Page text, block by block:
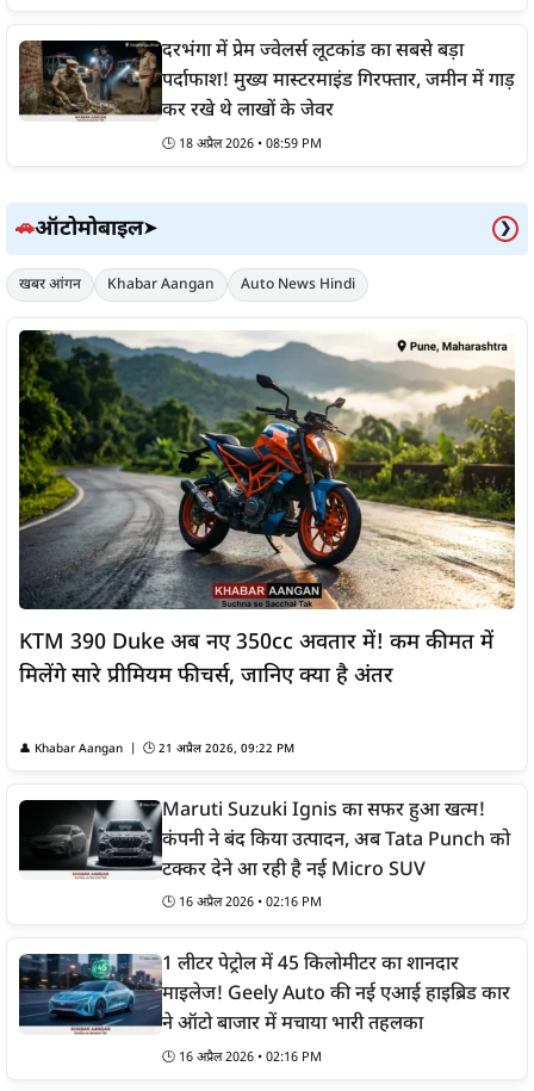
दरभंगा में प्रेम ज्वेलर्स लूटकांड का सबसे बड़ा
पर्दाफाश! मुख्य मास्टरमाइंड गिरफ्तार, जमीन में गाड़
कर रखे थे लाखों के जेवर
🕒 18 अप्रैल 2026 • 08:59 PM
🚗ऑटोमोबाइल➤ ❯
खबर आंगन Khabar Aangan Auto News Hindi
KTM 390 Duke अब नए 350cc अवतार में! कम कीमत में
मिलेंगे सारे प्रीमियम फीचर्स, जानिए क्या है अंतर
👤 Khabar Aangan | 🕒 21 अप्रैल 2026, 09:22 PM
Maruti Suzuki Ignis का सफर हुआ खत्म!
कंपनी ने बंद किया उत्पादन, अब Tata Punch को
टक्कर देने आ रही है नई Micro SUV
🕒 16 अप्रैल 2026 • 02:16 PM
1 लीटर पेट्रोल में 45 किलोमीटर का शानदार
माइलेज! Geely Auto की नई एआई हाइब्रिड कार
ने ऑटो बाजार में मचाया भारी तहलका
🕒 16 अप्रैल 2026 • 02:16 PM